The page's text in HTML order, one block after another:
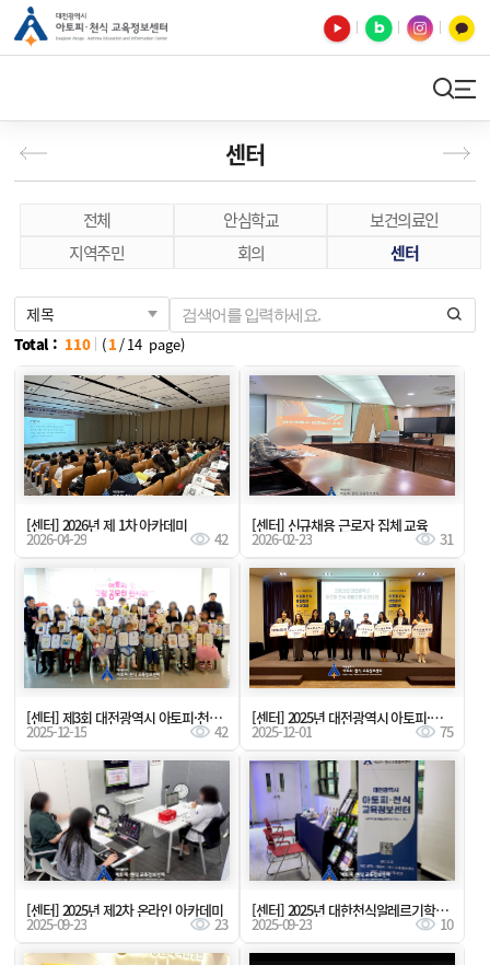
센터
전체 안심학교
보건의료인
지역주민
회의 센터
Total : 110 (1 /14 page)
[센터] 2026년 제 1차 아카데미
2026-04-29 42
[센터] 신규채용 근로자 집체 교육
2026-02-23 31
[센터] 제3회 대전광역시 아토피·천식 그림 공모전 전시회 및 시상식
2025-12-15 42
[센터] 2025년 대전광역시 아토피·천식 예방관리 성과대회
2025-12-01 75
[센터] 2025년 제2차 온라인 아카데미
2025-09-23 23
[센터] 2025년 대한천식알레르기학회 충청지회 추계 학술집담회 홍보부스
2025-09-23 10